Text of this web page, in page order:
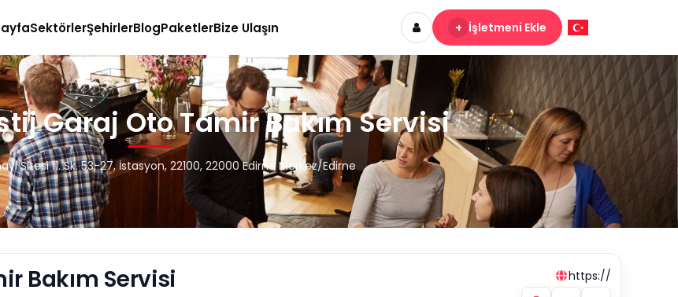
SektörlerŞehirlerBlogPaketlerBize Ulaşın + İşletmeni Ekle
Garaj Oto Tamir Bakım Servisi
Sitesi 11. Sk. 53-27, İstasyon, 22100, 22000 Edirne Merkez/Edirne
Bakım Servisi https://